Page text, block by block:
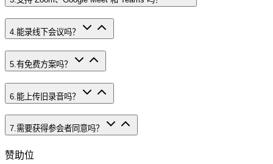
4.能录线下会议吗？
5 有免费方案吗？
6 能上传旧录音吗？
7.需要获得参会者同意吗？
赞助位